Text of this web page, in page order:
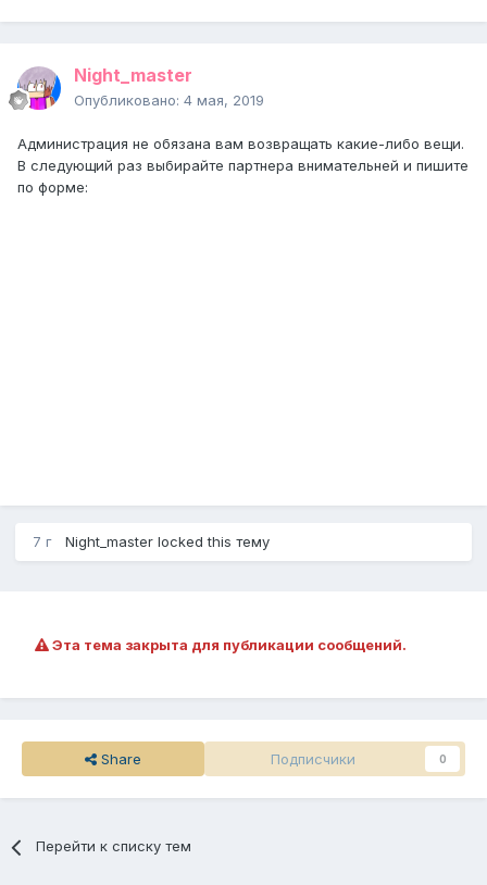
Night_master
Опубликовано: 4 мая, 2019
Администрация не обязана вам возвращать какие-либо вещи.
В следующий раз выбирайте партнера внимательней и пишите
по форме:
7 г Night_master locked this тему
Эта тема закрыта для публикации сообщений.
Share Подписчики 0
Перейти к списку тем